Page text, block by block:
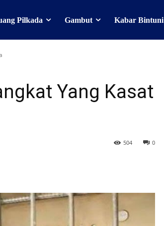
Pilkada Gambut Kabar Bintuni
Yang Kasat
0
504